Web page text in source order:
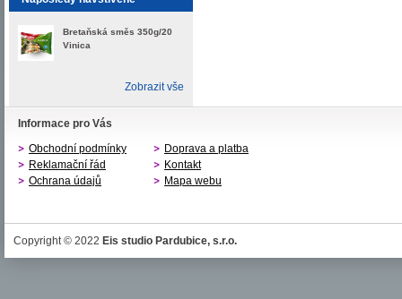
Bretaňská směs 350g/20
Vinica
Zobrazit vše
Informace pro Vás
Obchodní podmínky
Reklamační řád
Ochrana údajů
Doprava a platba
Kontakt
Mapa webu
Copyright © 2022 Eis studio Pardubice, s.r.o.